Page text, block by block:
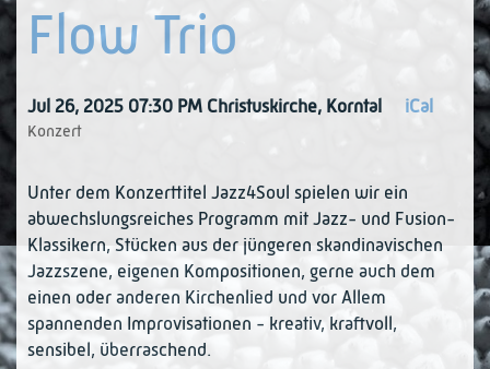
Flow Trio
Jul 26, 2025 07:30 PM Christuskirche, Korntal iCal
Konzert
Unter dem Konzerttitel Jazz4Soul spielen wir ein
abwechslungsreiches Programm mit Jazz- und Fusion-
Klassikern, Stücken aus der jüngeren skandinavischen
Jazzszene, eigenen Kompositionen, gerne auch dem
einen oder anderen Kirchenlied und vor Allem
spannenden Improvisationen - kreativ, kraftvoll,
sensibel, überraschend.